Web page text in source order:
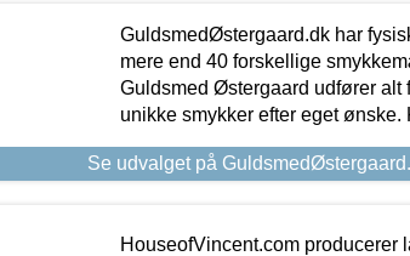
GuldsmedØstergaard.dk har
mere end 40 forskellige
Guldsmed Østergaard udfører alt
unikke smykker efter eget
Se udvalget på
HouseofVincent.com producerer